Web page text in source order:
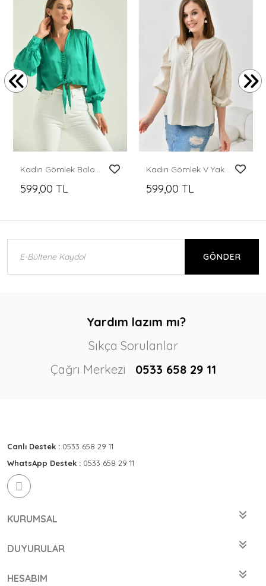
Kadın Gömlek Balon Kol Belden Bağlamalı Kadın Gömlek Yeşil - T030
599,00 TL
Kadın Gömlek V Yaka 2 Düğmeli Gömlek Ekru - 23132
599,00 TL
GÖNDER
Yardım lazım mı?
Sıkça Sorulanlar
Çağrı Merkezi
0533 658 29 11
Canlı Destek : 0533 658 29 11
WhatsApp Destek : 0533 658 29 11
KURUMSAL
DUYURULAR
HESABIM